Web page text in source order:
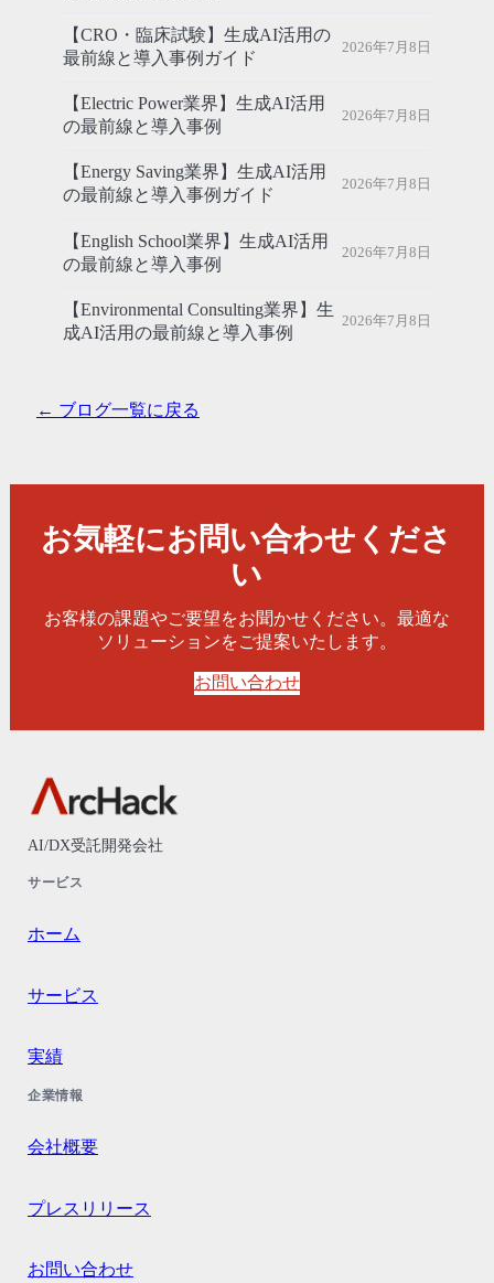
【CRO・臨床試験】生成AI活用の
最前線と導入事例ガイド
2026年7月8日
【Electric Power業界】生成AI活用
の最前線と導入事例
2026年7月8日
【Energy Saving業界】生成AI活用
の最前線と導入事例ガイド
2026年7月8日
【English School業界】生成AI活用
の最前線と導入事例
2026年7月8日
【Environmental Consulting業界】生
成AI活用の最前線と導入事例
2026年7月8日
← ブログ一覧に戻る
お気軽にお問い合わせくださ
い
お客様の課題やご要望をお聞かせください。最適な
ソリューションをご提案いたします。
お問い合わせ
AI/DX受託開発会社
サービス
ホーム
サービス
実績
企業情報
会社概要
プレスリリース
お問い合わせ